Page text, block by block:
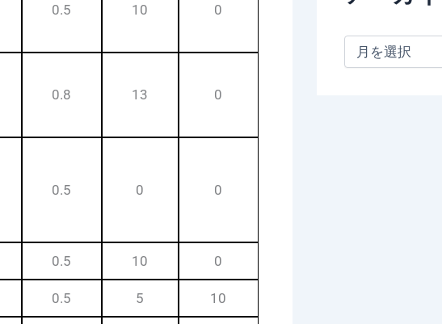
0.5 10 0
0.8 13 0
0.5 0 0
0.5 10 0
0.5 5 10